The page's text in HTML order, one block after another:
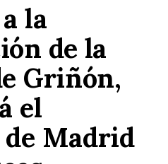
la
de la
Griñón,
el
de Madrid